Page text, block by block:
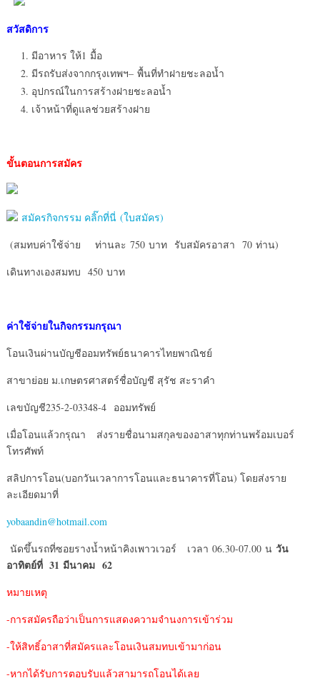
สวัสดิการ
มีอาหาร ให้1 มื้อ
มีรถรับส่งจากกรุงเทพฯ– พื้นที่ทำฝายชะลอน้ำ
อุปกรณ์ในการสร้างฝายชะลอน้ำ
เจ้าหน้าที่ดูแลช่วยสร้างฝาย
ขั้นตอนการสมัคร
สมัครกิจกรรม คลิ๊กที่นี่ (ใบสมัคร)
(สมทบค่าใช้จ่าย ท่านละ 750 บาท รับสมัครอาสา 70 ท่าน)
เดินทางเองสมทบ 450 บาท
ค่าใช้จ่ายในกิจกรรมกรุณา
โอนเงินผ่านบัญชีออมทรัพย์ธนาคารไทยพาณิชย์
สาขาย่อย ม.เกษตรศาสตร์ชื่อบัญชี สุรัช สะราคำ
เลขบัญชี235-2-03348-4 ออมทรัพย์
เมื่อโอนแล้วกรุณา ส่งรายชื่อนามสกุลของอาสาทุกท่านพร้อมเบอร์
โทรศัพท์
สลิปการโอน(บอกวันเวลาการโอนและธนาคารที่โอน) โดยส่งราย
ละเอียดมาที่
yobaandin@hotmail.com
นัดขึ้นรถที่ซอยรางน้ำหน้าคิงเพาวเวอร์ เวลา 06.30-07.00 น วัน
อาทิตย์ที่31 มีนาคม 62
หมายเหตุ
-การสมัครถือว่าเป็นการแสดงความจำนงการเข้าร่วม
-ให้สิทธิ์อาสาที่สมัครและโอนเงินสมทบเข้ามาก่อน
-หากได้รับการตอบรับแล้วสามารถโอนได้เลย